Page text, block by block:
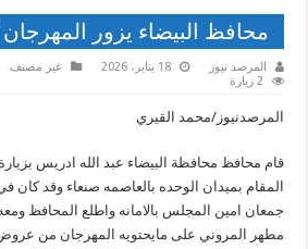
محافظ البيضاء يزور
المرصد نيوز 18 يناير، 2026 غير مصنف
2 زيارة
المرصدنيوز/محمد القيري
قام محافظ محافظة البيضاء عبد الله ادريس
المقام بميدان الوحده بالعاصمه صنعاء وقد كان
جمعان امين المجلس بالامانه واطلع المحافظ
مطهر المروني على مايحتويه المهرجان من